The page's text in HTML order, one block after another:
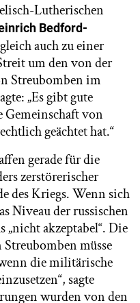
Lutherischen
Bedford-
auch zu einer
um den von der
Streubomben im
„Es gibt gute
Gemeinschaft von
geächtet hat.“
gerade für die
zerstörerischer
des Kriegs. Wenn sich
Niveau der russischen
„nicht akzeptabel“. Die
müsse
die militärische
sagte
wurden von den